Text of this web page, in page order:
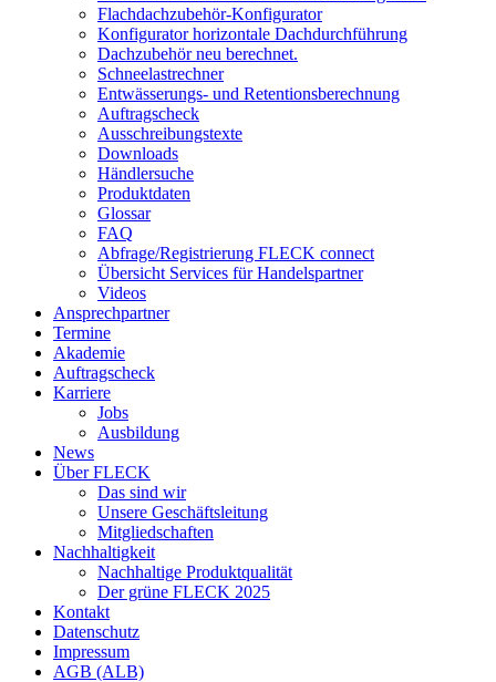
Flachdachzubehör-Konfigurator
Konfigurator horizontale Dachdurchführung
Dachzubehör neu berechnet.
Schneelastrechner
Entwässerungs- und Retentionsberechnung
Auftragscheck
Ausschreibungstexte
Downloads
Händlersuche
Produktdaten
Glossar
FAQ
Abfrage/Registrierung FLECK connect
Übersicht Services für Handelspartner
Videos
Ansprechpartner
Termine
Akademie
Auftragscheck
Karriere
Jobs
Ausbildung
News
Über FLECK
Das sind wir
Unsere Geschäftsleitung
Mitgliedschaften
Nachhaltigkeit
Nachhaltige Produktqualität
Der grüne FLECK 2025
Kontakt
Datenschutz
Impressum
AGB (ALB)